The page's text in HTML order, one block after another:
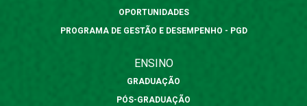
OPORTUNIDADES
PROGRAMA DE GESTÃO E DESEMPENHO - PGD
ENSINO
GRADUAÇÃO
PÓS-GRADUAÇÃO